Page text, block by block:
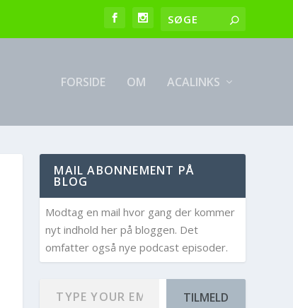
FORSIDE OM ACALINKS
MAIL ABONNEMENT PÅ
BLOG
Modtag en mail hvor gang der kommer
nyt indhold her på bloggen. Det
omfatter også nye podcast episoder.
TILMELD